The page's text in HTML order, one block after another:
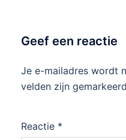
Geef een reactie
Je e-mailadres wordt
velden zijn
Reactie *